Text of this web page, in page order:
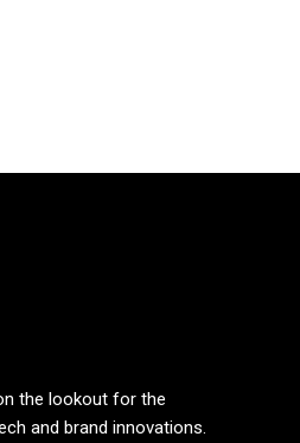
the lookout for the
and brand innovations.